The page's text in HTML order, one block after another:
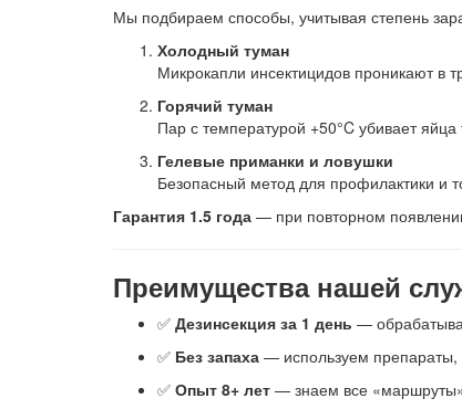
Мы подбираем способы, учитывая степень
Холодный туман
Микрокапли инсектицидов проникают в
Горячий туман
Пар с температурой +50°C убивает
Гелевые приманки и ловушки
Безопасный метод для профилактики и
Гарантия 1.5 года — при повторном
Преимущества нашей
✅ Дезинсекция за 1 день —
✅ Без запаха — используем
✅ Опыт 8+ лет — знаем все